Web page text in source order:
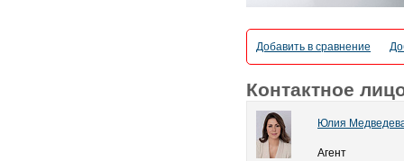
Добавить в сравнение
Контактное
Юлия
Агент